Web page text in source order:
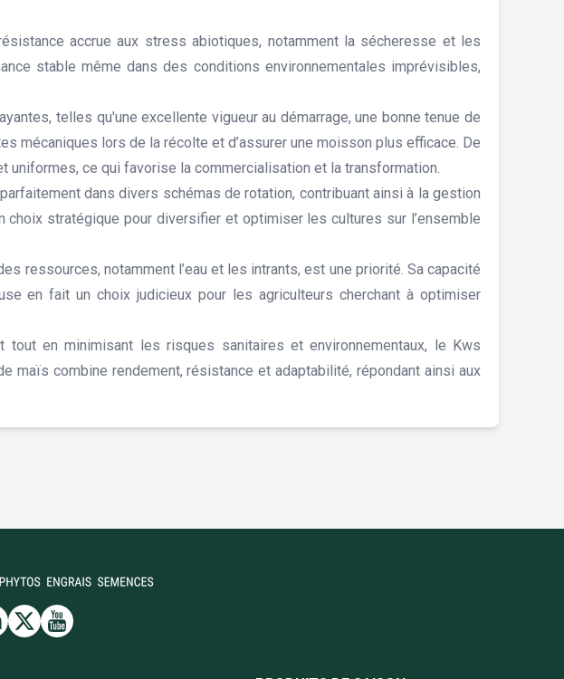
accrue aux stress abiotiques, notamment la sécheresse et les
stable même dans des conditions environnementales imprévisibles,
telles qu'une excellente vigueur au démarrage, une bonne tenue de
mécaniques lors de la récolte et d’assurer une moisson plus efficace. De
uniformes, ce qui favorise la commercialisation et la transformation.
dans divers schémas de rotation, contribuant ainsi à la gestion
stratégique pour diversifier et optimiser les cultures sur l’ensemble
ressources, notamment l’eau et les intrants, est une priorité. Sa capacité
en fait un choix judicieux pour les agriculteurs cherchant à optimiser
en minimisant les risques sanitaires et environnementaux, le Kws
maïs combine rendement, résistance et adaptabilité, répondant ainsi aux
la page Facebook Cereapro
la page Instagram Cereapro
vers la page Linkedin Cereapro
Lien vers la page Twitter Cereapro
Lien vers la chaine YouTube Cereapro